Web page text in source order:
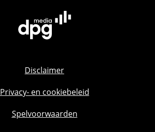
Disclaimer
Privacy- en cookiebeleid
Spelvoorwaarden